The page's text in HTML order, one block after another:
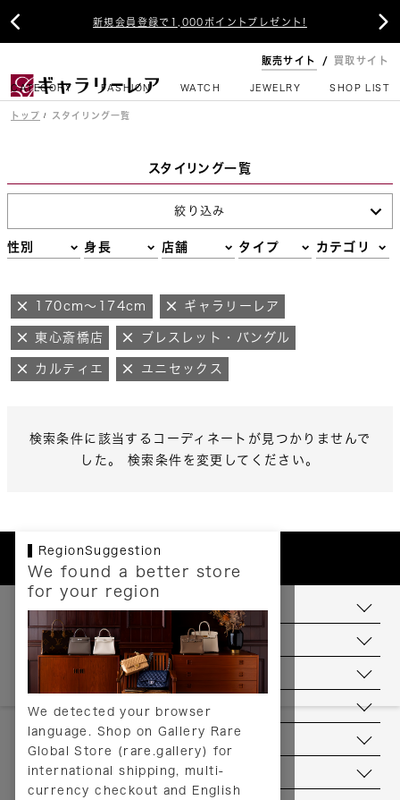
新規会員登録で1,000ポイントプレゼント!
 
販売サイト 買取サイト
CATEGORY FASHION WATCH JEWELRY SHOP LIST
トップ スタイリング一覧
スタイリング一覧
絞り込み
性別 身長 店舗 タイプ カテゴリ
170cm～174cm ギャラリーレア
東心斎橋店 ブレスレット・バングル
カルティエ ユニセックス
検索条件に該当するコーディネートが見つかりませんで
した。 検索条件を変更してください。
RegionSuggestion
We found a better store
for your region
We detected your browser
language. Shop on Gallery Rare
Global Store (rare.gallery) for
international shipping, multi-
currency checkout and English
お支払いについて
配送について
送料について
返品について
ヘルプ